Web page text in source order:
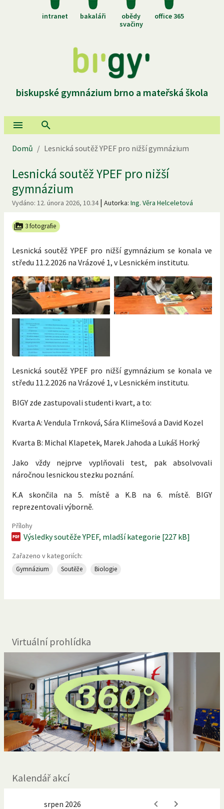
intranet bakaláři
obědy
svačiny
office 365
biskupské gymnázium brno a mateřská škola
Domů / Lesnická soutěž YPEF pro nižší gymnázium
Lesnická soutěž YPEF pro nižší
gymnázium
Vydáno: 12. února 2026, 10.34| Autorka: Ing. Věra Helceletová
3 fotografie
Lesnická soutěž YPEF pro nižší gymnázium se konala ve
středu 11.2.2026 na Vrázové 1, v Lesnickém institutu.
Lesnická soutěž YPEF pro nižší gymnázium se konala ve
středu 11.2.2026 na Vrázové 1, v Lesnickém institutu.
BIGY zde zastupovali studenti kvart, a to:
Kvarta A: Vendula Trnková, Sára Klimešová a David Kozel
Kvarta B: Michal Klapetek, Marek Jahoda a Lukáš Horký
Jako vždy nejprve vyplňovali test, pak absolvovali
náročnou lesnickou stezku poznání.
K.A skončila na 5. místě a K.B na 6. místě. BIGY
reprezentovali výborně.
Přílohy
Výsledky soutěže YPEF, mladší kategorie [227 kB]
Zařazeno v kategoriích:
Gymnázium Soutěže Biologie
Virtuální prohlídka
Kalendář akcí
srpen 2026